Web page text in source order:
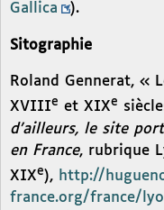
Gallica
).
Sitographie
Roland Gennerat, «
XVIIIe et XIXe
d’ailleurs, le site
en France, rubrique
XIXe), http://
france.org/france/